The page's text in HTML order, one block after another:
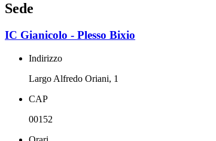
Sede
IC Gianicolo - Plesso Bixio
Indirizzo
Largo Alfredo Oriani, 1
CAP
00152